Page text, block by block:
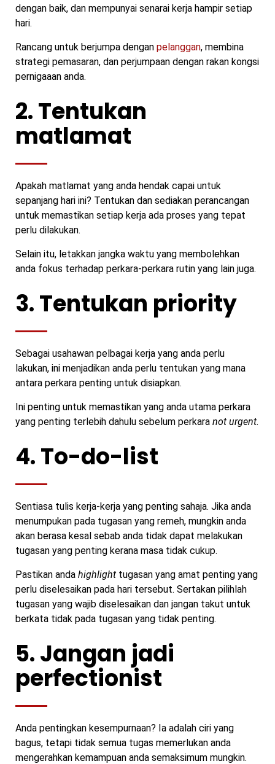
dengan baik, dan mempunyai senarai kerja hampir setiap
hari.
Rancang untuk berjumpa dengan pelanggan, membina
strategi pemasaran, dan perjumpaan dengan rakan kongsi
pernigaaan anda.
2. Tentukan
matlamat
Apakah matlamat yang anda hendak capai untuk
sepanjang hari ini? Tentukan dan sediakan perancangan
untuk memastikan setiap kerja ada proses yang tepat
perlu dilakukan.
Selain itu, letakkan jangka waktu yang membolehkan
anda fokus terhadap perkara-perkara rutin yang lain juga.
3. Tentukan priority
Sebagai usahawan pelbagai kerja yang anda perlu
lakukan, ini menjadikan anda perlu tentukan yang mana
antara perkara penting untuk disiapkan.
Ini penting untuk memastikan yang anda utama perkara
yang penting terlebih dahulu sebelum perkara not urgent.
4. To-do-list
Sentiasa tulis kerja-kerja yang penting sahaja. Jika anda
menumpukan pada tugasan yang remeh, mungkin anda
akan berasa kesal sebab anda tidak dapat melakukan
tugasan yang penting kerana masa tidak cukup.
Pastikan anda highlight tugasan yang amat penting yang
perlu diselesaikan pada hari tersebut. Sertakan pilihlah
tugasan yang wajib diselesaikan dan jangan takut untuk
berkata tidak pada tugasan yang tidak penting.
5. Jangan jadi
perfectionist
Anda pentingkan kesempurnaan? Ia adalah ciri yang
bagus, tetapi tidak semua tugas memerlukan anda
mengerahkan kemampuan anda semaksimum mungkin.